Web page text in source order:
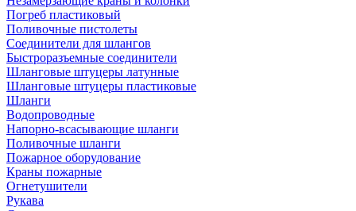
Погреб пластиковый
Поливочные пистолеты
Соединители для шлангов
Быстроразъемные соединители
Шланговые штуцеры латунные
Шланговые штуцеры пластиковые
Шланги
Водопроводные
Напорно-всасывающие шланги
Поливочные шланги
Пожарное оборудование
Краны пожарные
Огнетушители
Рукава